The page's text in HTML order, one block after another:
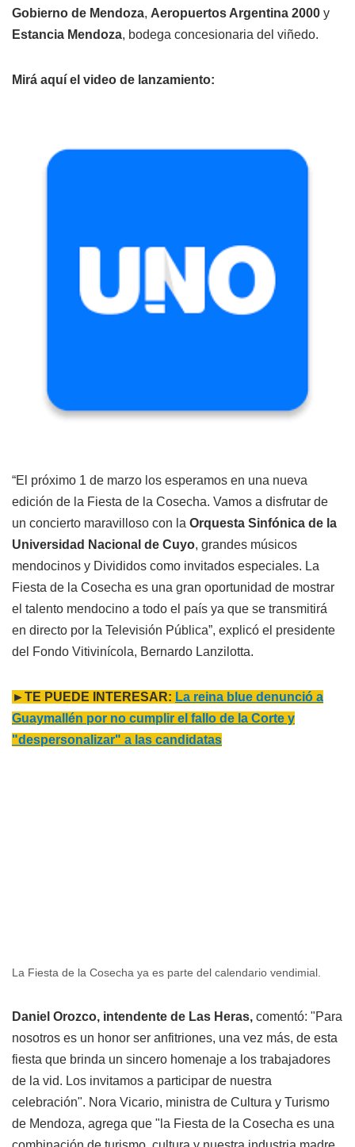
Gobierno de Mendoza, Aeropuertos Argentina 2000 y
Estancia Mendoza, bodega concesionaria del viñedo.
Mirá aquí el video de lanzamiento:
“El próximo 1 de marzo los esperamos en una nueva
edición de la Fiesta de la Cosecha. Vamos a disfrutar de
un concierto maravilloso con la Orquesta Sinfónica de la
Universidad Nacional de Cuyo, grandes músicos
mendocinos y Divididos como invitados especiales. La
Fiesta de la Cosecha es una gran oportunidad de mostrar
el talento mendocino a todo el país ya que se transmitirá
en directo por la Televisión Pública”, explicó el presidente
del Fondo Vitivinícola, Bernardo Lanzilotta.
►TE PUEDE INTERESAR: La reina blue denunció a
Guaymallén por no cumplir el fallo de la Corte y
"despersonalizar" a las candidatas
La Fiesta de la Cosecha ya es parte del calendario vendimial.
Daniel Orozco, intendente de Las Heras, comentó: "Para
nosotros es un honor ser anfitriones, una vez más, de esta
fiesta que brinda un sincero homenaje a los trabajadores
de la vid. Los invitamos a participar de nuestra
celebración". Nora Vicario, ministra de Cultura y Turismo
de Mendoza, agrega que "la Fiesta de la Cosecha es una